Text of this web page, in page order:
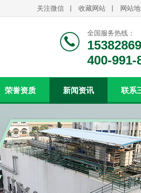
关注微信 收藏网站 网站地
全国服务热线：
400-991-
荣誉资质 新闻资讯 联系